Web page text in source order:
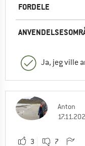
FORDELE
Ja, jeg ville
Anton
3 7